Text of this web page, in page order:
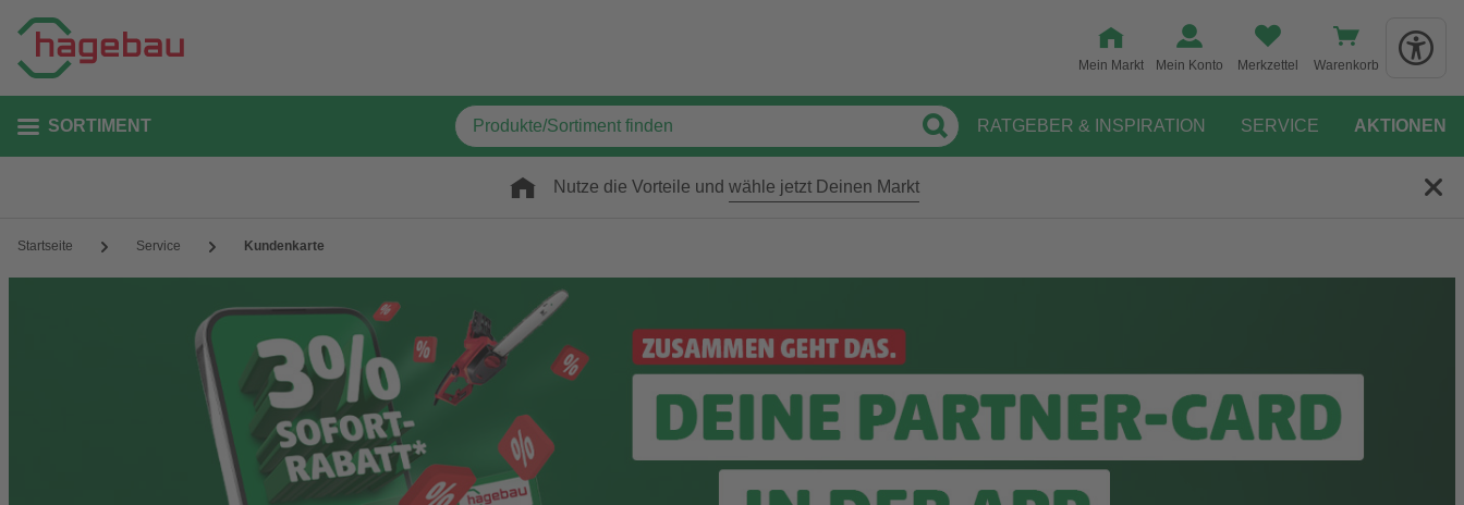
Mein Markt Mein Konto Merkzettel Warenkorb
SORTIMENT RATGEBER & INSPIRATION SERVICE AKTIONEN
Nutze die Vorteile und wähle jetzt Deinen Markt
Startseite Service Kundenkarte